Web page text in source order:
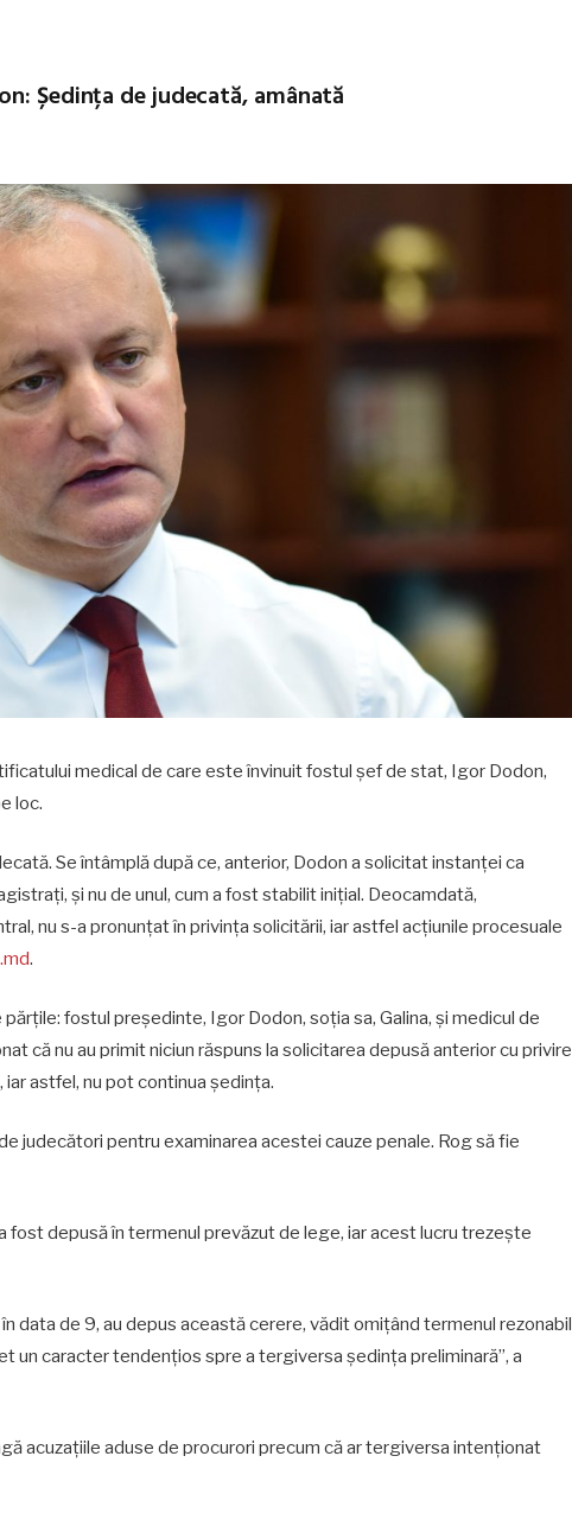
Ședința de judecată, amânată
medical de care este învinuit fostul șef de stat, Igor Dodon,
loc.
Se întâmplă după ce, anterior, Dodon a solicitat instanței ca
și nu de unul, cum a fost stabilit inițial. Deocamdată,
nu s-a pronunțat în privința solicitării, iar astfel acțiunile procesuale
.
fostul președinte, Igor Dodon, soția sa, Galina, și medicul de
că nu au primit niciun răspuns la solicitarea depusă anterior cu privire
astfel, nu pot continua ședința.
judecători pentru examinarea acestei cauze penale. Rog să fie
fost depusă în termenul prevăzut de lege, iar acest lucru trezește
data de 9, au depus această cerere, vădit omițând termenul rezonabil
un caracter tendențios spre a tergiversa ședința preliminară”, a
acuzațiile aduse de procurori precum că ar tergiversa intenționat